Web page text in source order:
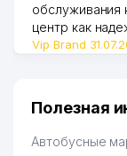
обслуживания
центр как
Vip Brand
Полезная
Автобусные